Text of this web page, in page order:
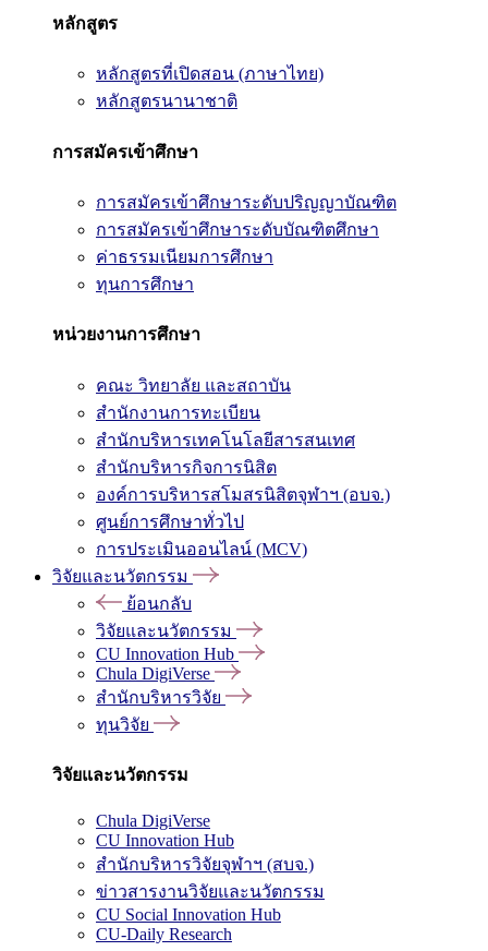
หลักสูตร
หลักสูตรที่เปิดสอน (ภาษาไทย)
หลักสูตรนานาชาติ
การสมัครเข้าศึกษา
การสมัครเข้าศึกษาระดับปริญญาบัณฑิต
การสมัครเข้าศึกษาระดับบัณฑิตศึกษา
ค่าธรรมเนียมการศึกษา
ทุนการศึกษา
หน่วยงานการศึกษา
คณะ วิทยาลัย และสถาบัน
สำนักงานการทะเบียน
สำนักบริหารเทคโนโลยีสารสนเทศ
สำนักบริหารกิจการนิสิต
องค์การบริหารสโมสรนิสิตจุฬาฯ (อบจ.)
ศูนย์การศึกษาทั่วไป
การประเมินออนไลน์ (MCV)
วิจัยและนวัตกรรม
ย้อนกลับ
วิจัยและนวัตกรรม
CU Innovation Hub
Chula DigiVerse
สำนักบริหารวิจัย
ทุนวิจัย
วิจัยและนวัตกรรม
Chula DigiVerse
CU Innovation Hub
สำนักบริหารวิจัยจุฬาฯ (สบจ.)
ข่าวสารงานวิจัยและนวัตกรรม
CU Social Innovation Hub
CU-Daily Research